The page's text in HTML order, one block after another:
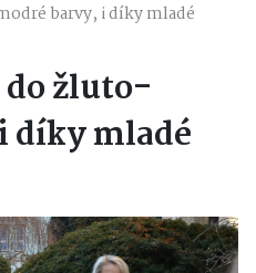
barvy, i díky mladé
do žluto-
díky mladé